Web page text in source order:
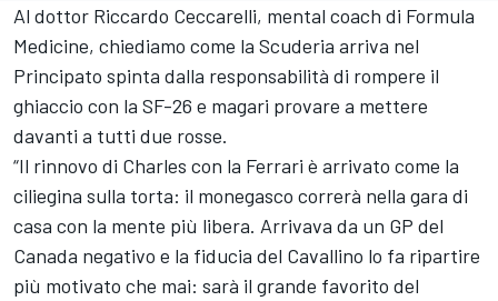
Al dottor Riccardo Ceccarelli, mental coach di Formula
Medicine, chiediamo come la Scuderia arriva nel
Principato spinta dalla responsabilità di rompere il
ghiaccio con la SF-26 e magari provare a mettere
davanti a tutti due rosse.
“Il rinnovo di Charles con la Ferrari è arrivato come la
ciliegina sulla torta: il monegasco correrà nella gara di
casa con la mente più libera. Arrivava da un GP del
Canada negativo e la fiducia del Cavallino lo fa ripartire
più motivato che mai: sarà il grande favorito del